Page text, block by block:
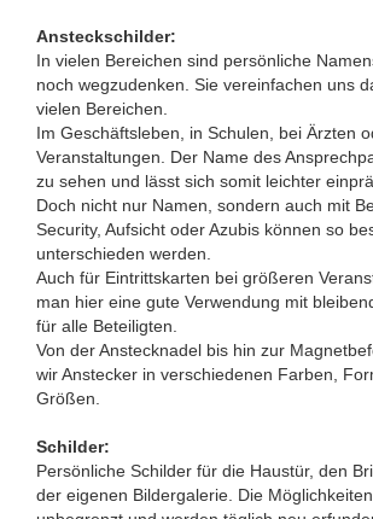
Ansteckschilder:
In vielen Bereichen sind persönliche
noch wegzudenken. Sie vereinfachen uns
vielen Bereichen.
Im Geschäftsleben, in Schulen, bei Ärzten
Veranstaltungen. Der Name des
zu sehen und lässt sich somit leichter
Doch nicht nur Namen, sondern auch mit
Security, Aufsicht oder Azubis können so
unterschieden werden.
Auch für Eintrittskarten bei größeren
man hier eine gute Verwendung mit
für alle Beteiligten.
Von der Anstecknadel bis hin zur
wir Anstecker in verschiedenen Farben,
Größen.
Schilder:
Persönliche Schilder für die Haustür, den
der eigenen Bildergalerie. Die